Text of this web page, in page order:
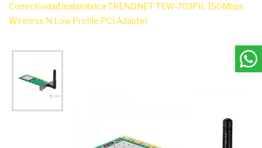
Conectividad inalambrica TRENDNET TEW-703PIL 150Mbps
Wireless N Low Profile PCI Adapter